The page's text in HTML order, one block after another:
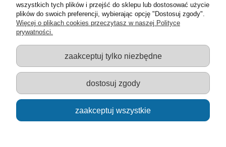
Moje konto
Informacje o sklepie
Sklep z zabawkami Łódź :: Hurownia zabawek :: Zabawki
edukacyjne :: Zestawy artystyczne :: Zabawki :: samochody Welly
:: Zabawkownia :: zabawki dla dzieci :: Lalki :: Klocki :: Artykuły
szkolne ::
wszystkich tych plików i przejść do sklepu lub dostosować użycie
plików do swoich preferencji, wybierając opcję "Dostosuj zgody".
Więcej o plikach cookies przeczytasz w naszej Polityce
prywatności.
zaakceptuj tylko niezbędne
dostosuj zgody
zaakceptuj wszystkie